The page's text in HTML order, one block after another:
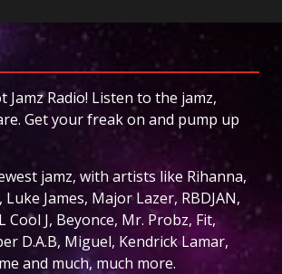
Jamz Radio! Listen to the jamz,
Get your freak on and pump up
jamz, with artists like Rihanna,
James, Major Lazer, RBDJAN,
Cool J, Beyonce, Mr. Probz, Fit,
D.A.B, Miguel, Kendrick Lamar,
and much, much more.